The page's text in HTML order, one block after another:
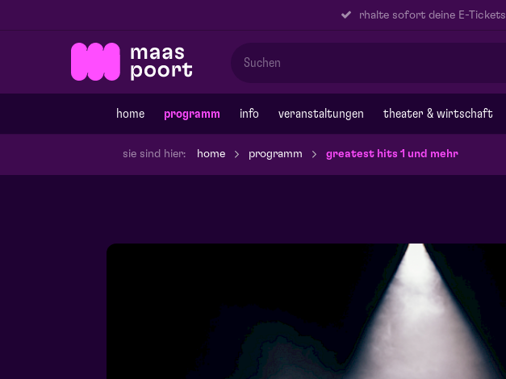
rhalte sofort deine E-Tickets
home programm info veranstaltungen theater & wirtschaft
sie sind hier: home programm greatest hits 1 und mehr